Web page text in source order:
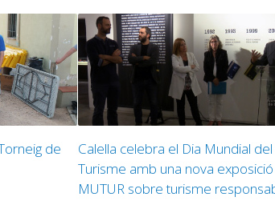
de
Calella celebra el Dia Mundial del
Turisme amb una nova
MUTUR sobre turisme